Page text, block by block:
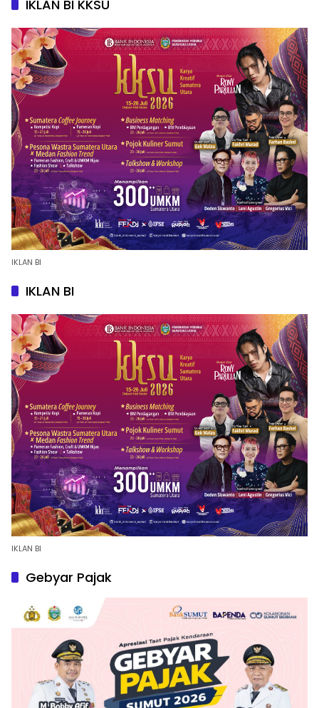
IKLAN BI KKSU
IKLAN BI
IKLAN BI
IKLAN BI
Gebyar Pajak